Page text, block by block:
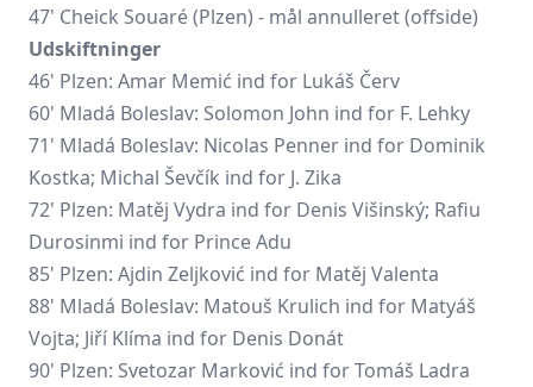
47' Cheick Souaré(Plzen) - mål annulleret (offside)
Udskiftninger
46' Plzen: Amar Memić ind for Lukáš Červ
60' Mladá Boleslav: Solomon John ind for F. Lehky
71' Mladá Boleslav: Nicolas Penner ind for Dominik
Kostka; Michal Ševčík ind for J. Zika
72' Plzen: Matěj Vydra ind for Denis Višinský; Rafiu
Durosinmi ind for Prince Adu
85' Plzen: Ajdin Zeljković ind for Matěj Valenta
88' Mladá Boleslav: Matouš Krulich ind for Matyáš
Vojta; Jiří Klíma ind for Denis Donát
90' Plzen: Svetozar Marković ind forTomáš Ladra